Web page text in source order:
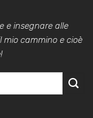
e insegnare alle
mio cammino e cioè